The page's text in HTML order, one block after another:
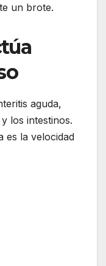
un brote.
aguda,
los intestinos.
es la velocidad